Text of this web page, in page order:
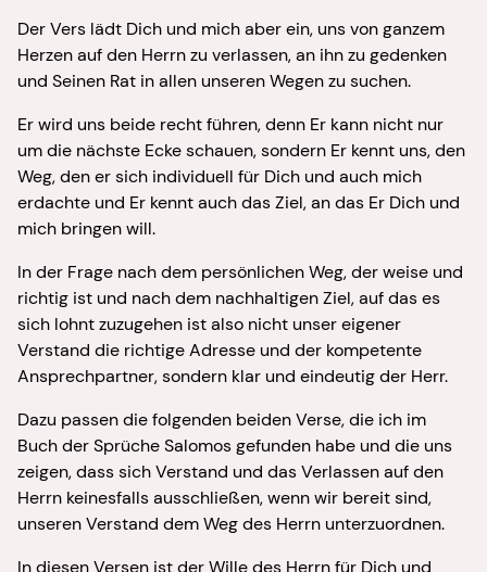
Der Vers lädt Dich und mich aber ein, uns von ganzem
Herzen auf den Herrn zu verlassen, an ihn zu gedenken
und Seinen Rat in allen unseren Wegen zu suchen.
Er wird uns beide recht führen, denn Er kann nicht nur
um die nächste Ecke schauen, sondern Er kennt uns, den
Weg, den er sich individuell für Dich und auch mich
erdachte und Er kennt auch das Ziel, an das Er Dich und
mich bringen will.
In der Frage nach dem persönlichen Weg, der weise und
richtig ist und nach dem nachhaltigen Ziel, auf das es
sich lohnt zuzugehen ist also nicht unser eigener
Verstand die richtige Adresse und der kompetente
Ansprechpartner, sondern klar und eindeutig der Herr.
Dazu passen die folgenden beiden Verse, die ich im
Buch der Sprüche Salomos gefunden habe und die uns
zeigen, dass sich Verstand und das Verlassen auf den
Herrn keinesfalls ausschließen, wenn wir bereit sind,
unseren Verstand dem Weg des Herrn unterzuordnen.
In diesen Versen ist der Wille des Herrn für Dich und